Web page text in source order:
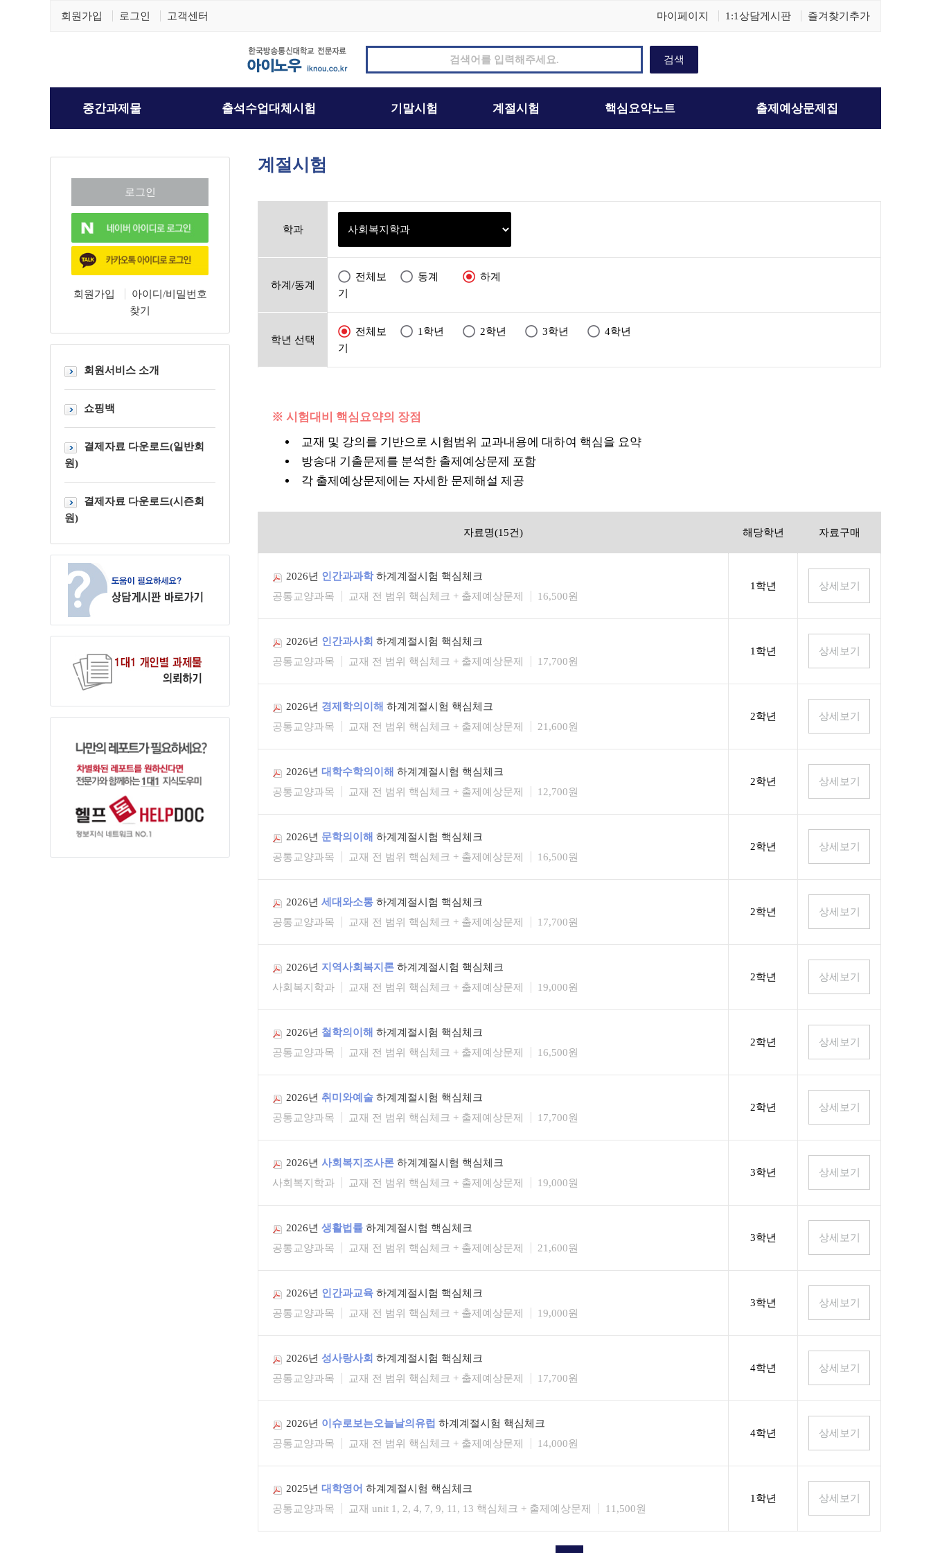
회원가입 로그인 고객센터 마이페이지 1:1상담게시판 즐겨찾기추가
회원가입
아이디/비밀번호
찾기
회원서비스 소개
쇼핑백
결제자료 다운로드(일반회
원)
결제자료 다운로드(시즌회
원)
계절시험
학과
하계/동계
전체보
기
동계 하계
학년 선택
전체보
기
1학년 2학년 3학년 4학년
※ 시험대비 핵심요약의 장점
교재 및 강의를 기반으로 시험범위 교과내용에 대하여 핵심을 요약
방송대 기출문제를 분석한 출제예상문제 포함
각 출제예상문제에는 자세한 문제해설 제공
자료명(15건) 해당학년 자료구매
2026년 인간과과학하계계절시험 핵심체크
공통교양과목
교재 전 범위 핵심체크 + 출제예상문제 16,500원
1학년
2026년 인간과사회 하계계절시험 핵심체크
공통교양과목
교재 전 범위 핵심체크 + 출제예상문제 17,700원
1학년
2026년 경제학의이해 하계계절시험 핵심체크
공통교양과목
교재 전 범위 핵심체크 + 출제예상문제 21,600원
2학년
2026년 대학수학의이해 하계계절시험 핵심체크
공통교양과목
교재 전 범위 핵심체크 + 출제예상문제 12,700원
2학년
2026년 문학의이해 하계계절시험 핵심체크
공통교양과목
교재 전 범위 핵심체크 + 출제예상문제 16,500원
2학년
2026년 세대와소통 하계계절시험 핵심체크
공통교양과목
교재 전 범위 핵심체크 + 출제예상문제 17,700원
2학년
2026년 지역사회복지론 하계계절시험 핵심체크
사회복지학과
교재 전 범위 핵심체크 + 출제예상문제 19,000원
2학년
2026년 철학의이해 하계계절시험 핵심체크
공통교양과목
교재 전 범위 핵심체크 + 출제예상문제 16,500원
2학년
2026년 취미와예술 하계계절시험 핵심체크
공통교양과목
교재 전 범위 핵심체크 + 출제예상문제 17,700원
2학년
2026년 사회복지조사론 하계계절시험 핵심체크
사회복지학과
교재 전 범위 핵심체크 + 출제예상문제 19,000원
3학년
2026년 생활법률 하계계절시험 핵심체크
공통교양과목
교재 전 범위 핵심체크 + 출제예상문제 21,600원
3학년
2026년 인간과교육 하계계절시험 핵심체크
공통교양과목
교재 전 범위 핵심체크 + 출제예상문제 19,000원
3학년
2026년 성사랑사회 하계계절시험 핵심체크
공통교양과목
교재 전 범위 핵심체크 + 출제예상문제 17,700원
4학년
2026년 이슈로보는오늘날의유럽 하계계절시험 핵심체크
공통교양과목
교재 전 범위 핵심체크 + 출제예상문제 14,000원
4학년
2025년 대학영어 하계계절시험 핵심체크
공통교양과목
교재 unit 1, 2, 4, 7, 9, 11, 13 핵심체크 + 출제예상문제 11,500원
1학년